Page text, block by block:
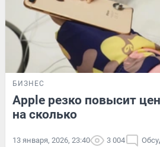
БИЗНЕС
Apple резко повысит
на сколько
13 января, 2026, 23:40 3 004